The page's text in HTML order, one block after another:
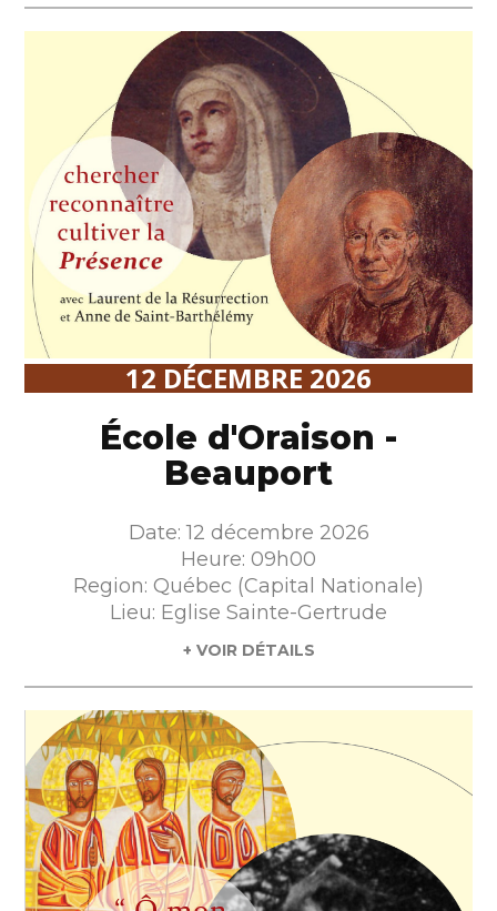
12 DÉCEMBRE 2026
École d'Oraison -
Beauport
Date: 12 décembre 2026
Heure: 09h00
Region: Québec (Capital Nationale)
Lieu: Eglise Sainte-Gertrude
+ VOIR DÉTAILS